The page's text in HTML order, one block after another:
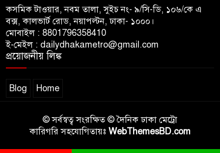
কসমিক টাওয়ার, নবম তালা, সুইচ নং- ৯/সি-ডি, ১০৬/কে এ
বক্স, কালভার্ট রোড, নয়াপল্টন, ঢাকা- ১০০০।
মোবাইল : 8801796358410
ই-মেইল : dailydhakametro@gmail.com
প্রয়োজনীয় লিঙ্ক
Blog Home
© সর্বস্বত্ব সংরক্ষিত © দৈনিক ঢাকা মেট্রো
কারিগরি সহযোগিতায়ঃ WebThemesBD.com